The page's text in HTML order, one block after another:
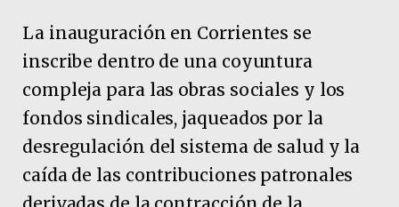
La inauguración en Corrientes se
inscribe dentro de una coyuntura
compleja para las obras sociales y los
fondos sindicales, jaqueados por la
desregulación del sistema de salud y la
caída de las contribuciones patronales